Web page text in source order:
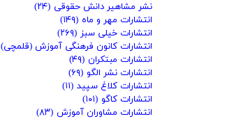
نشر مشاهیر دانش حقوقی (۲۴)
انتشارات مهر و ماه (۱۴۹)
انتشارات خیلی سبز (۲۶۹)
انتشارات کانون فرهنگی آموزش (قلمچی)
انتشارات مبتکران (۴۹)
انتشارات نشر الگو (۶۹)
انتشارات کلاغ سپید (۱۱)
انتشارات کاگو (۱۰۱)
انتشارات مشاوران آموزش (۸۳)